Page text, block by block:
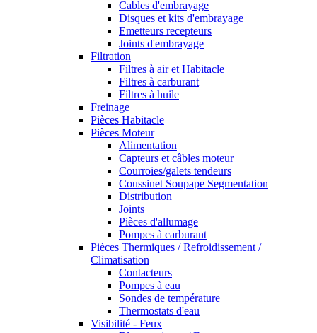
Cables d'embrayage
Disques et kits d'embrayage
Emetteurs recepteurs
Joints d'embrayage
Filtration
Filtres à air et Habitacle
Filtres à carburant
Filtres à huile
Freinage
Pièces Habitacle
Pièces Moteur
Alimentation
Capteurs et câbles moteur
Courroies/galets tendeurs
Coussinet Soupape Segmentation
Distribution
Joints
Pièces d'allumage
Pompes à carburant
Pièces Thermiques / Refroidissement /
Climatisation
Contacteurs
Pompes à eau
Sondes de température
Thermostats d'eau
Visibilité - Feux